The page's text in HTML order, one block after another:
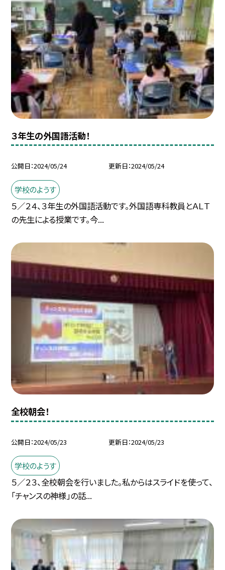
３年生の外国語活動！
公開日 2024/05/24 更新日 2024/05/24
学校のようす
５／２４、３年生の外国語活動です。外国語専科教員とＡＬＴ
の先生による授業です。今...
全校朝会！
公開日 2024/05/23 更新日 2024/05/23
学校のようす
５／２３、全校朝会を行いました。私からはスライドを使って、
「チャンスの神様」の話...